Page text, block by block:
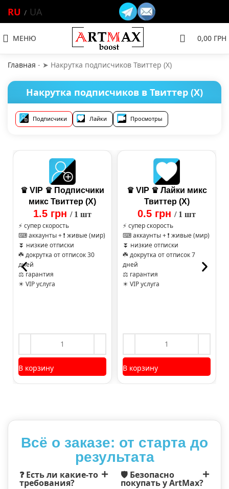
RU UA
МЕНЮ 0,00 ГРН
Главная - ➤ Накрутка подписчиков Твиттер (X)
Накрутка подписчиков в Твиттер (X)
Подписчики Лайки Просмотры
♛ VIP ♛ Подписчики
микс Твиттер (X)
1.5 грн / 1 шт
⚡ супер скорость
⌨ аккаунты + ❗ живые (мир)
⏬ низкие отписки
☘️ докрутка от отписок 30
дней
⚖ гарантия
✴️ VIP услуга
В корзину
♛ VIP ♛ Лайки микс
Твиттер (X)
0.5 грн / 1 шт
⚡ супер скорость
⌨ аккаунты + ❗ живые (мир)
⏬ низкие отписки
☘️ докрутка от отписок 7
дней
⚖ гарантия
✴️ VIP услуга
В корзину
Всё о заказе: от старта до
результата
❓ Есть ли какие-то
требования?
🛡️ Безопасно
покупать у ArtMax?